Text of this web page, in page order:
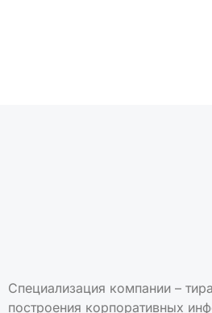
Специализация компании –
построения корпоративных